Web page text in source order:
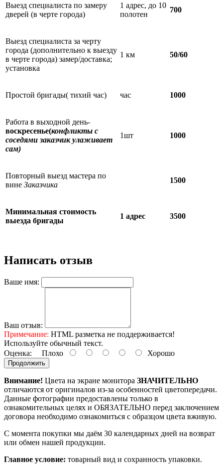
Выезд специалиста по замеру
дверей (в черте города)
1 адрес, до 10
полотен
700
Выезд специалиста за черту
города (дополнительно к выезду
в черте города) замер/доставка;
установка
1 км 50/60
Простой бригады( тихий час) час 1000
Работа в выходной день-
воскресенье(конфликты с
соседями заказчик улаживает
сам)
1шт 1000
Повторный выезд мастера по
вине Заказчика
1500
Минимальная стоимость
выезда бригады
1 адрес 3500
Написать отзыв
Ваше имя:
Ваш отзыв:
Примечание: HTML разметка не поддерживается!
Используйте обычный текст.
Оценка: Плохо Хорошо
Продолжить
Внимание! Цвета на экране монитора ЗНАЧИТЕЛЬНО
отличаются от оригиналов из-за особенностей цветопередачи.
Данные фотографии предоставлены только в
ознакомительных целях и ОБЯЗАТЕЛЬНО перед заключением
договора необходимо ознакомиться с образцом цвета вживую.
С момента покупки мы даём 30 календарных дней на возврат
или обмен нашей продукции.
Главное условие: товарный вид и сохранность упаковки.